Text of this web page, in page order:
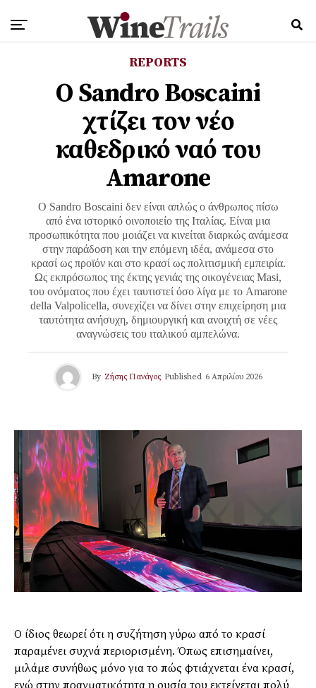
REPORTS
Ο Sandro Boscaini
χτίζει τον νέο
καθεδρικό ναό του
Amarone
Ο Sandro Boscaini δεν είναι απλώς ο άνθρωπος πίσω
από ένα ιστορικό οινοποιείο της Ιταλίας. Είναι μια
προσωπικότητα που μοιάζει να κινείται διαρκώς ανάμεσα
στην παράδοση και την επόμενη ιδέα, ανάμεσα στο
κρασί ως προϊόν και στο κρασί ως πολιτισμική εμπειρία.
Ως εκπρόσωπος της έκτης γενιάς της οικογένειας Masi,
του ονόματος που έχει ταυτιστεί όσο λίγα με το Amarone
della Valpolicella, συνεχίζει να δίνει στην επιχείρηση μια
ταυτότητα ανήσυχη, δημιουργική και ανοιχτή σε νέες
αναγνώσεις του ιταλικού αμπελώνα.
By Ζήσης Πανάγος Published 6 Απριλίου 2026
Ο ίδιος θεωρεί ότι η συζήτηση γύρω από το κρασί
παραμένει συχνά περιορισμένη. Όπως επισημαίνει,
μιλάμε συνήθως μόνο για το πώς φτιάχνεται ένα κρασί,